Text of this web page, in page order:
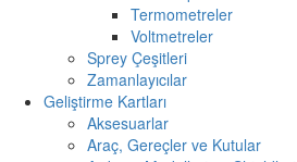
Termometreler
Voltmetreler
Sprey Çeşitleri
Zamanlayıcılar
Geliştirme Kartları
Aksesuarlar
Araç, Gereçler ve Kutular